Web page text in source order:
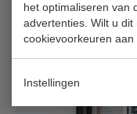
het optimaliseren van
advertenties. Wilt u
cookievoorkeuren aan
Instellingen
energielabel, wat